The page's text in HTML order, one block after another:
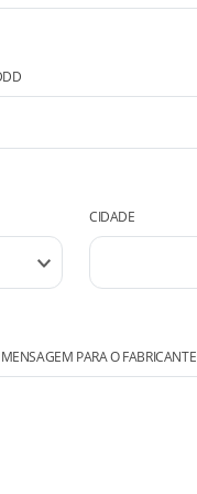
CIDADE
PARA O FABRICANTE